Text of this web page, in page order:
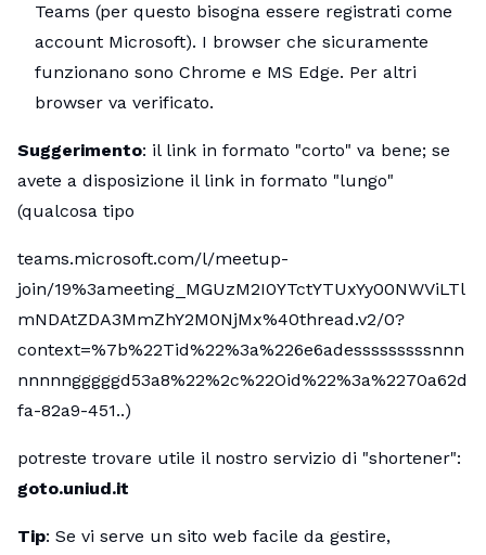
Teams (per questo bisogna essere registrati come
account Microsoft). I browser che sicuramente
funzionano sono Chrome e MS Edge. Per altri
browser va verificato.
Suggerimento: il link in formato "corto" va bene; se
avete a disposizione il link in formato "lungo"
(qualcosa tipo
teams.microsoft.com/l/meetup-
join/19%3ameeting_MGUzM2I0YTctYTUxYy00NWViLTl
mNDAtZDA3MmZhY2M0NjMx%40thread.v2/0?
context=%7b%22Tid%22%3a%226e6adesssssssssnnn
nnnnngggggd53a8%22%2c%22Oid%22%3a%2270a62d
fa-82a9-451..)
potreste trovare utile il nostro servizio di "shortener":
goto.uniud.it
Tip: Se vi serve un sito web facile da gestire,